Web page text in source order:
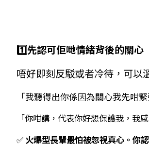
1️⃣先認可佢哋情緒背後的關心
唔好即刻反駁或者冷待，可以
「我聽得出你係因為關心我先咁緊
「你咁講，代表你好想保護我，我感
✅ 火爆型長輩最怕被忽視真心。你